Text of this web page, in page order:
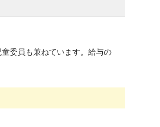
委員も兼ねています。給与の